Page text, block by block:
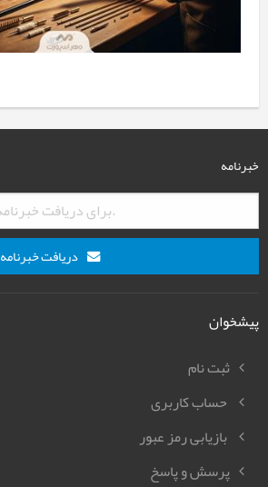
خبرنامه
دریافت خبرنامه
پیشخوان
ثبت نام
حساب کاربری
بازیابی رمز عبور
پرسش و پاسخ